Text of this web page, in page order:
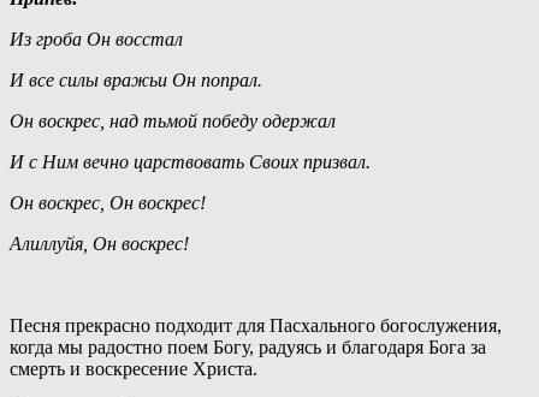
Из гроба Он восстал
И все силы вражьи Он попрал.
Он воскрес, над тьмой победу одержал
И с Ним вечно царствовать Своих призвал.
Он воскрес, Он воскрес!
Алиллуйя, Он воскрес!
Песня прекрасно подходит для Пасхального богослужения,
когда мы радостно поем Богу, радуясь и благодаря Бога за
смерть и воскресение Христа.